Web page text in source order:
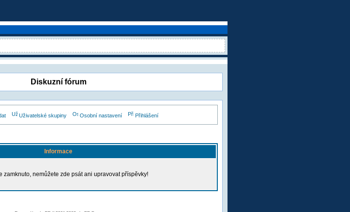
Diskuzní fórum
Uživatelské skupiny Osobní nastavení Přihlášení
Informace
zamknuto, nemůžete zde psát ani upravovat příspěvky!